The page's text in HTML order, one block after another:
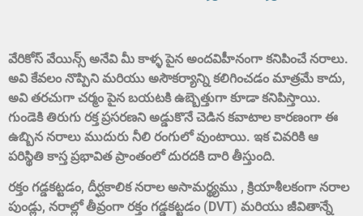
వేరికోస్ వేయిన్స్ అనేవి మీ కాళ్ళ పైన అందవిహీనంగా కనిపించే నరాలు.
అవి కేవలం నొప్పిని మరియు అసౌకర్యాన్ని కలిగించడం మాత్రమే కాదు,
అవి తరచుగా చర్మం పైన బయటకి ఉబ్బెత్తుగా కూడా కనిపిస్తాయి.
గుండెకి తిరుగు రక్త ప్రసరణని అడ్డుకొనే చెడిన కవాటాల కారణంగా ఈ
ఉబ్బిన నరాలు ముదురు నీలి రంగులో వుంటాయి. ఇక చివరికి ఆ
పరిస్థితి కాస్త ప్రభావిత ప్రాంతంలో దురదకి దారి తీస్తుంది.
రక్తం గడ్డకట్టడం, దీర్ఘకాలిక నరాల అసామర్థ్యము , క్రియాశీలకంగా నరాల
పుండ్లు, నరాల్లో తీవ్రంగా రక్తం గడ్డకట్టడం (DVT) మరియు జీవితాన్నే